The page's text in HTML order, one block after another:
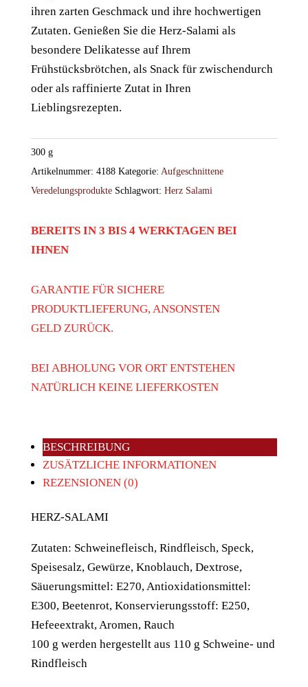
ihren zarten Geschmack und ihre hochwertigen
Zutaten. Genießen Sie die Herz-Salami als
besondere Delikatesse auf Ihrem
Frühstücksbrötchen, als Snack für zwischendurch
oder als raffinierte Zutat in Ihren
Lieblingsrezepten.
300 g
Artikelnummer: 4188 Kategorie: Aufgeschnittene
Veredelungsprodukte Schlagwort: Herz Salami
BEREITS IN 3 BIS 4 WERKTAGEN BEI
IHNEN
GARANTIE FÜR SICHERE
PRODUKTLIEFERUNG, ANSONSTEN
GELD ZURÜCK.
BEI ABHOLUNG VOR ORT ENTSTEHEN
NATÜRLICH KEINE LIEFERKOSTEN
BESCHREIBUNG
ZUSÄTZLICHE INFORMATIONEN
REZENSIONEN (0)
HERZ-SALAMI
Zutaten: Schweinefleisch, Rindfleisch, Speck,
Speisesalz, Gewürze, Knoblauch, Dextrose,
Säuerungsmittel: E270, Antioxidationsmittel:
E300, Beetenrot, Konservierungsstoff: E250,
Hefeeextrakt, Aromen, Rauch
100 g werden hergestellt aus 110 g Schweine- und
Rindfleisch